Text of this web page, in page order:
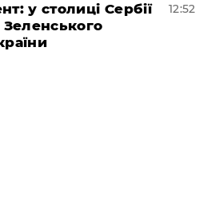
у столиці Сербії
Зеленського
12:52